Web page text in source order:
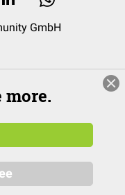
GmbH
more.